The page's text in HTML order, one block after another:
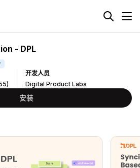
‑ DPL
开发人员
Digital Product Labs
安装